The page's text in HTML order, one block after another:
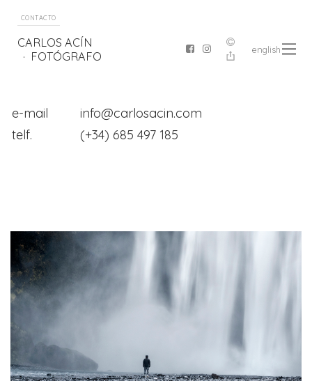
CONTACTO
CARLOS ACÍN
FOTÓGRAFO
english
e-mail
info@carlosacin.com
telf.
(+34) 685 497 185